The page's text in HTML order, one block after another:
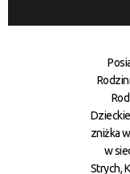
zniżka
w
Strych,